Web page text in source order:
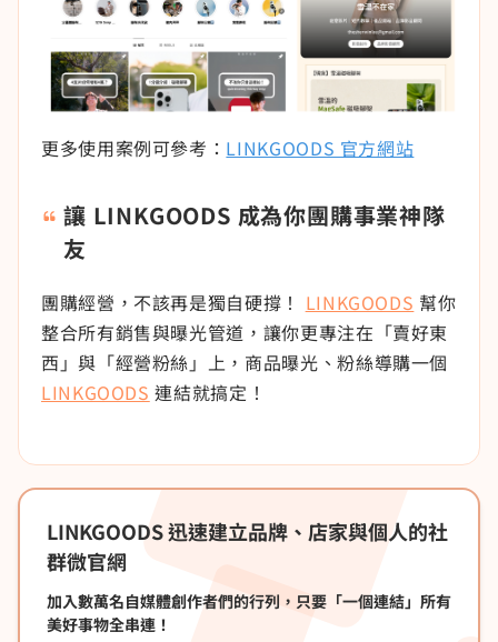
更多使用案例可參考： LINKGOODS 官方網站
讓 LINKGOODS 成為你團購事業神隊
友
團購經營，不該再是獨自硬撐！ LINKGOODS 幫你
整合所有銷售與曝光管道，讓你更專注在「賣好東
西」與「經營粉絲」上，商品曝光、粉絲導購一個
LINKGOODS 連結就搞定！
LINKGOODS 迅速建立品牌、店家與個人的社
群微官網
加入數萬名自媒體創作者們的行列，只要「一個連結」所有
美好事物全串連！